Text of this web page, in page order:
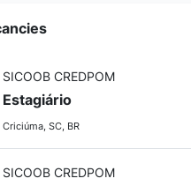
SICOOB CREDPOM
Estagiário
Criciúma, SC, BR
SICOOB CREDPOM